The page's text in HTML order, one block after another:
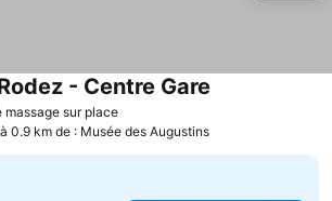
massage sur place
- Centre Gare
à 0.9 km de : Musée des Augustins